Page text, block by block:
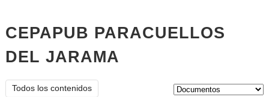
CEPAPUB PARACUELLOS
DEL JARAMA
Todos los contenidos